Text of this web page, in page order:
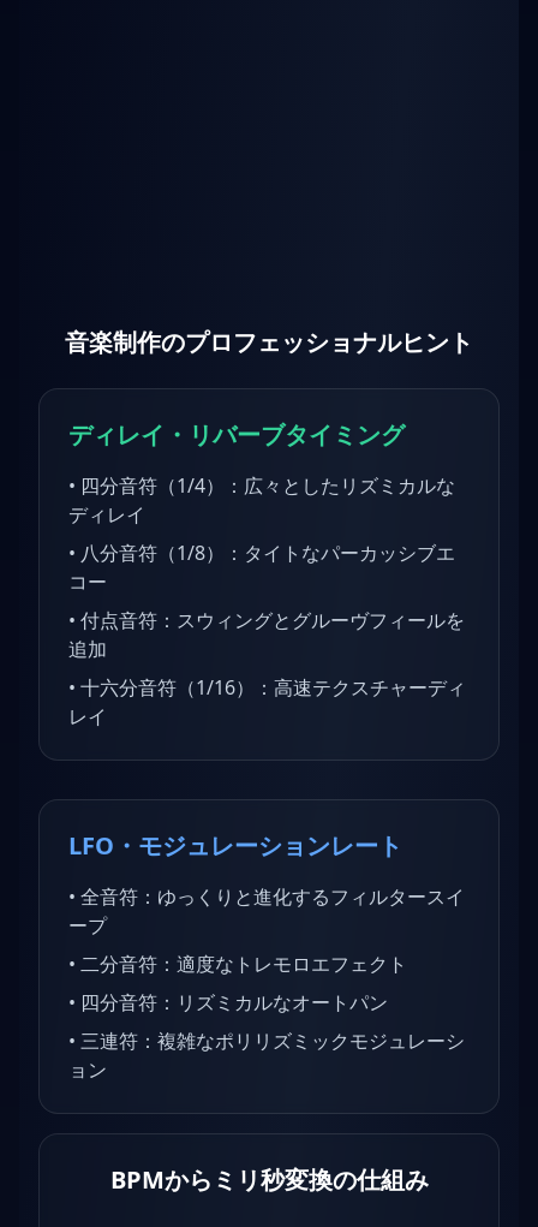
音楽制作のプロフェッショナルヒント
ディレイ・リバーブタイミング
• 四分音符（1/4）：広々としたリズミカルな
ディレイ
• 八分音符（1/8）：タイトなパーカッシブエ
コー
• 付点音符：スウィングとグルーヴフィールを
追加
• 十六分音符（1/16）：高速テクスチャーディ
レイ
LFO・モジュレーションレート
• 全音符：ゆっくりと進化するフィルタースイ
ープ
• 二分音符：適度なトレモロエフェクト
• 四分音符：リズミカルなオートパン
• 三連符：複雑なポリリズミックモジュレーシ
ョン
BPMからミリ秒変換の仕組み